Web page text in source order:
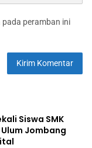
pada peramban ini
Siswa SMK
Jombang